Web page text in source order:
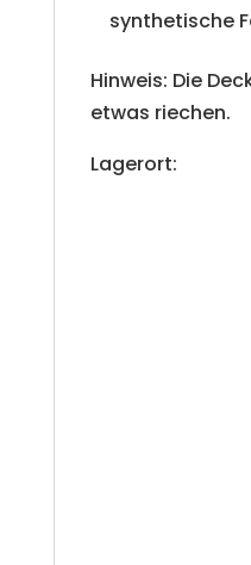
synthetische
Hinweis: Die
etwas riechen.
Lagerort: